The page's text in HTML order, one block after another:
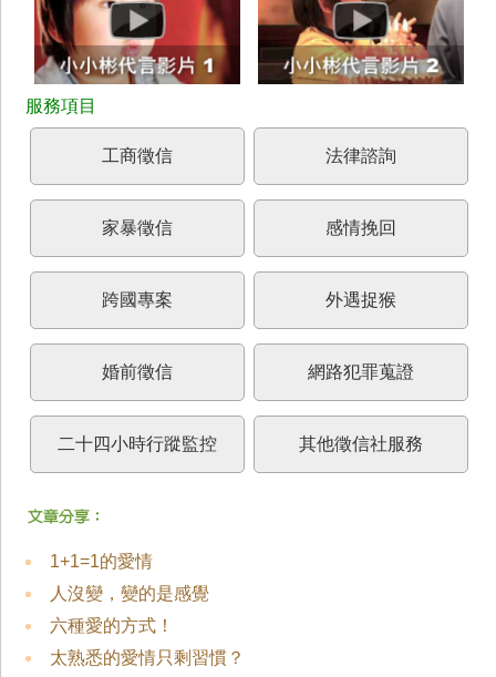
工商徵信 法律諮詢
家暴徵信 感情挽回
跨國專案 外遇捉猴
婚前徵信 網路犯罪蒐證
二十四小時行蹤監控 其他徵信社服務
1+1=1的愛情
人沒變，變的是感覺
六種愛的方式！
太熟悉的愛情只剩習慣？